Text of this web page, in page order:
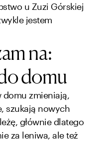
u Zuzi Górskiej
jestem
na:
domu
domu zmieniają,
szukają nowych
głównie dlatego
za leniwa, ale też